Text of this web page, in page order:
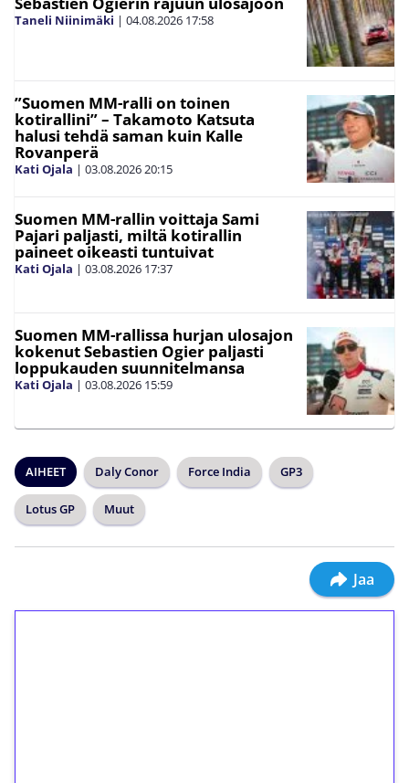
Taneli Niinimäki | 04.08.2026 17:58
”Suomen MM-ralli on toinen
kotirallini” – Takamoto Katsuta
halusi tehdä saman kuin Kalle
Rovanperä
Kati Ojala | 03.08.202620:15
Suomen MM-rallin voittaja Sami
Pajari paljasti, miltä kotirallin
paineet oikeasti tuntuivat
Kati Ojala | 03.08.2026 17:37
Suomen MM-rallissa hurjan ulosajon
kokenut Sebastien Ogier paljasti
loppukauden suunnitelmansa
Kati Ojala | 03.08.2026 15:59
AIHEET Daly Conor Force India GP3
Lotus GP Muut
Jaa